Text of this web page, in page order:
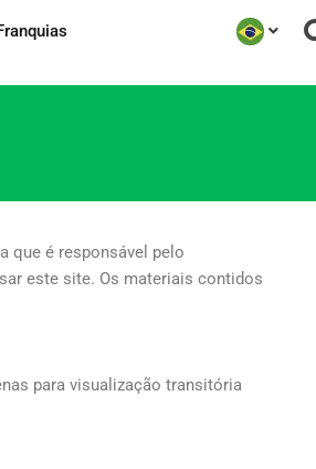
que é responsável pelo
este site. Os materiais contidos
para visualização transitória